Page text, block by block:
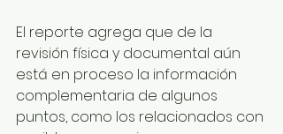
El reporte agrega que de la
revisión física y documental aún
está en proceso la información
complementaria de algunos
puntos, como los relacionados con